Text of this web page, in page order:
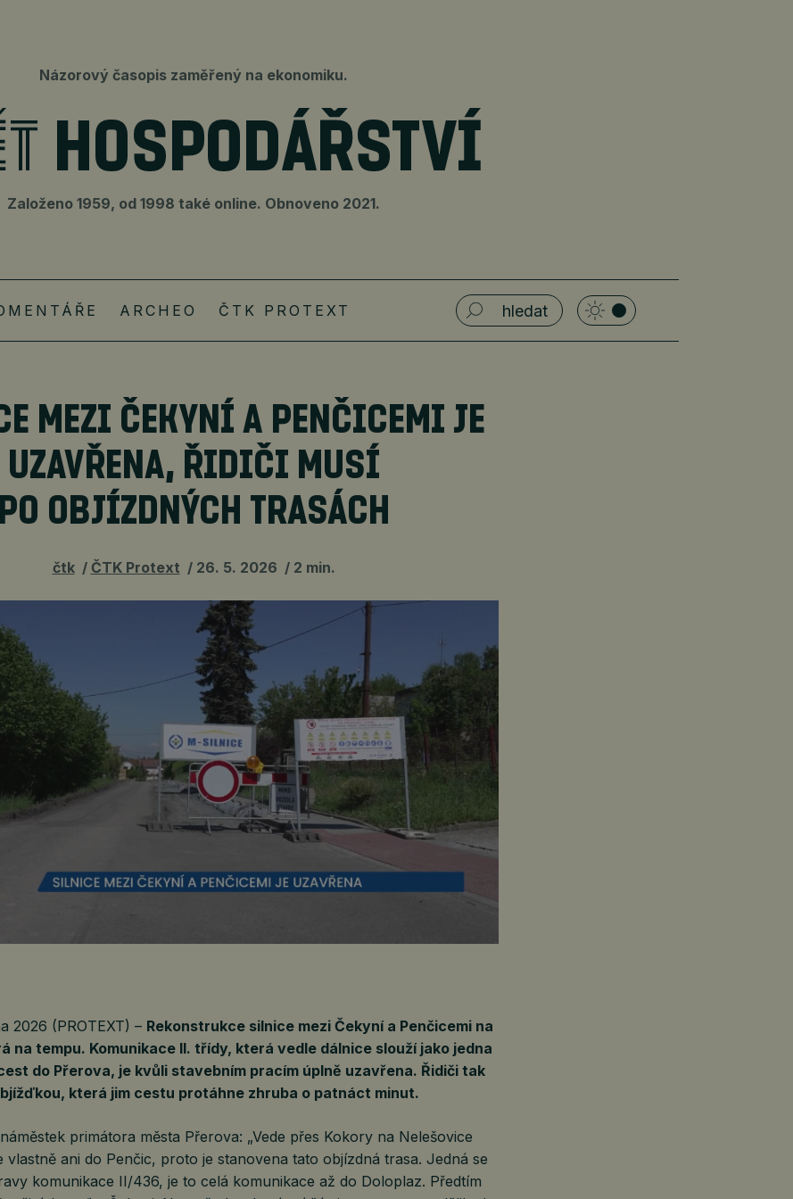
Názorový časopis zaměřený na ekonomiku.
Založeno 1959, od 1998 také online. Obnoveno 2021.
ARCHEO ČTK PROTEXT
MEZI ČEKYNÍ A PENČICEMI JE
UZAVŘENA, ŘIDIČI MUSÍ
PO OBJÍZDNÝCH TRASÁCH
čtk ČTK Protext 26. 5. 2026 2 min.
2026 (PROTEXT) – Rekonstrukce silnice mezi Čekyní a Penčicemi na
na tempu. Komunikace II. třídy, která vedle dálnice slouží jako jedna
do Přerova, je kvůli stavebním pracím úplně uzavřena. Řidiči tak
která jim cestu protáhne zhruba o patnáct minut.
primátora města Přerova: „Vede přes Kokory na Nelešovice
vlastně ani do Penčic, proto je stanovena tato objízdná trasa. Jedná se
komunikace II/436, je to celá komunikace až do Doloplaz. Předtím